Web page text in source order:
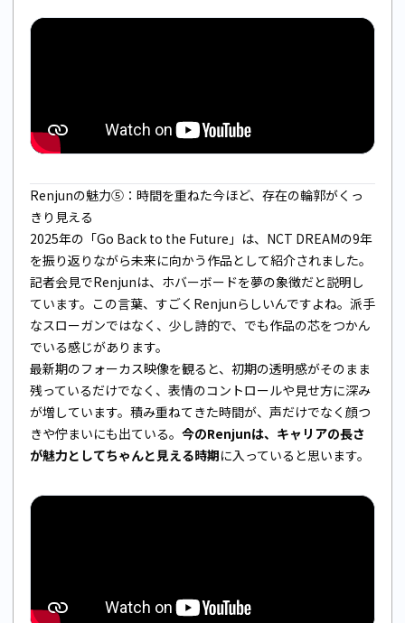
Renjunの魅力⑤：時間を重ねた今ほど、存在の輪郭がくっ
きり見える
2025年の「Go Back to the Future」は、NCT DREAMの9年
を振り返りながら未来に向かう作品として紹介されました。
記者会見でRenjunは、ホバーボードを夢の象徴だと説明し
ています。この言葉、すごくRenjunらしいんですよね。派手
なスローガンではなく、少し詩的で、でも作品の芯をつかん
でいる感じがあります。
最新期のフォーカス映像を観ると、初期の透明感がそのまま
残っているだけでなく、表情のコントロールや見せ方に深み
が増しています。積み重ねてきた時間が、声だけでなく顔つ
きや佇まいにも出ている。 今のRenjunは、キャリアの長さ
が魅力としてちゃんと見える時期に入っていると思います。